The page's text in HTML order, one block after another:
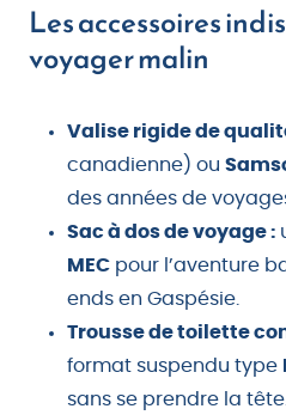
Les accessoires
voyager malin
Valise rigide de
canadienne) ou
des années de
Sac à dos de voyage :
MEC pour l’aventure
ends en Gaspésie.
Trousse de toilette
format suspendu type
sans se prendre la